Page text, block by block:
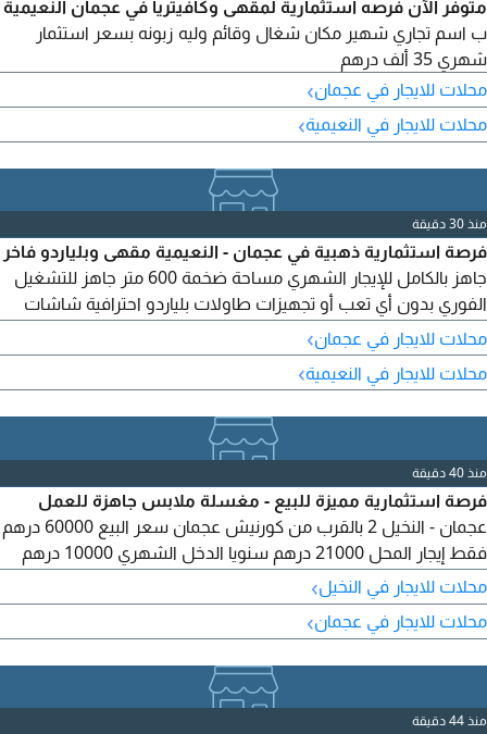
متوفر الآن فرصه استثمارية لمقهى وكافيتريا في عجمان النعيمية
ب اسم تجاري شهير مكان شغال وقائم وليه زبونه بسعر استثمار
شهري 35 ألف درهم
محلات للايجار في عجمان›
محلات للايجار في النعيمية›
منذ 30 دقيقة
فرصة استثمارية ذهبية في عجمان - النعيمية مقهى وبلياردو فاخر
جاهز بالكامل للإيجار الشهري مساحة ضخمة 600 متر جاهز للتشغيل
الفوري بدون أي تعب أو تجهيزات طاولات بلياردو احترافية شاشات
عرض متعددة للمباريات والبث جلسات فخمة ومريحة بتصميم راقي
تكييف وتجهيز كامل موقع حيوي وسهل الوصول مناسب للكافيهات
- الألعاب - البث المباشر
محلات للايجار في عجمان›
محلات للايجار في النعيمية›
منذ 40 دقيقة
فرصة استثمارية مميزة للبيع - مغسلة ملابس جاهزة للعمل
عجمان - النخيل 2 بالقرب من كورنيش عجمان سعر البيع 60000 درهم
فقط إيجار المحل 21000 درهم سنويا الدخل الشهري 10000 درهم
شهريا التجهيزات 3 غسالات 1 مجفف ملابس جهاز كي بالبخار طاولة
كي عادية طابق علوي (ميزانين) مجهز لتنشيف الملابس الأنشطة
غسيل الملابس كي الملابس غسيل وتنظيف السجاد التنظيف بالبخار
محلات للايجار في النخيل›
محلات للايجار في عجمان›
منذ 44 دقيقة